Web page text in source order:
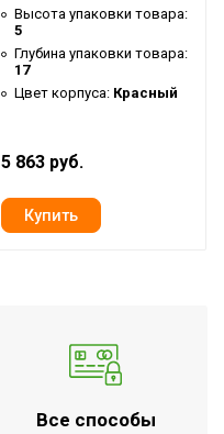
21.2
12
DC
Встроенный
Нет
Сталь
Высота упаковки товара:
5
Глубина упаковки товара:
17
Цвет корпуса: Красный
5 863 руб.
Все способы